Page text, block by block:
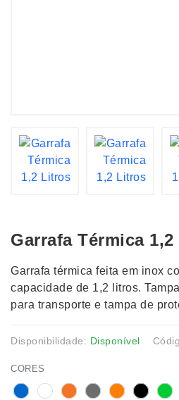
Garrafa Térmica
Garrafa térmica feita em inox
capacidade de 1,2 litros.
para transporte e tampa de
Disponibilidade: Disponível
CORES